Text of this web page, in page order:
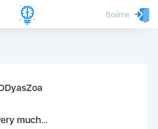
Войти
https://youtube.com faceapple !